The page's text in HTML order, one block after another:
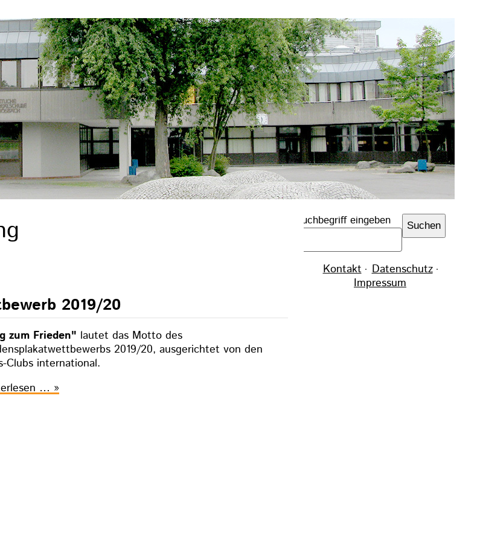
2019/20
zum Frieden" lautet das Motto des
2019/20, ausgerichtet von den
Clubs international.
…Friedensplakatwettbewerb
Suchbegriff eingeben Suchen
überspringen
Kontakt
Datenschutz
Impressum